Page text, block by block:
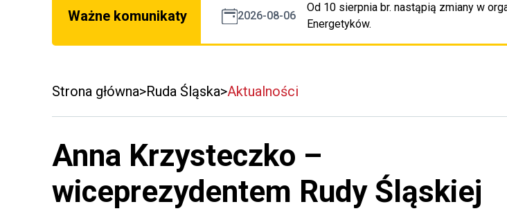
Ważne komunikaty 2026-08-06
Od 10 sierpnia br. nastąpią zmiany w
Energetyków.
Strona główna Ruda Śląska Aktualności
Anna Krzysteczko –
wiceprezydentem Rudy Śląskiej